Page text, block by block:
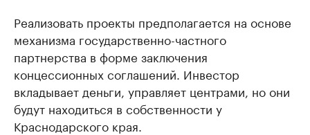
Реализовать проекты предполагается на основе
механизма государственно-частного
партнерства в форме заключения
концессионных соглашений. Инвестор
вкладывает деньги, управляет центрами, но они
будут находиться в собственности у
Краснодарского края.